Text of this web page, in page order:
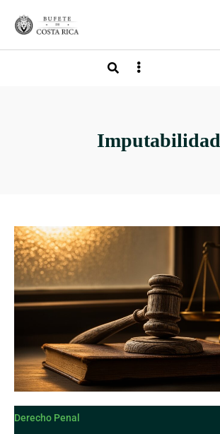
Imputabilidad
Derecho Penal